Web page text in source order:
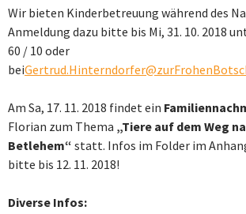
Wir bieten Kinderbetreuung während des
Anmeldung dazu bitte bis Mi, 31. 10. 2018
60 / 10 oder
bei
Am Sa, 17. 11. 2018 findet ein
Florian zum Thema „Tiere auf dem Weg
Betlehem“ statt. Infos im Folder im
bitte bis 12. 11. 2018!
Diverse Infos: